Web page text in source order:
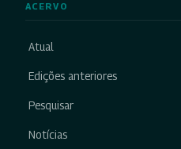
ACERVO
Atual
Edições anteriores
Pesquisar
Notícias